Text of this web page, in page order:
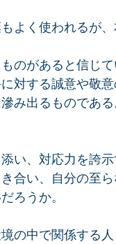
よく使われるが
のがあると信じ
対する誠意や敬
み出るものであ
い、対応力を誇
合い、自分の至
ろうか。
の中で関係する